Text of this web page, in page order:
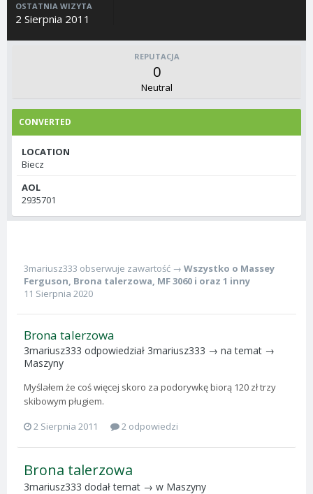
OSTATNIA WIZYTA
2 Sierpnia 2011
REPUTACJA
0
Neutral
CONVERTED
LOCATION
Biecz
AOL
2935701
3mariusz333 obserwuje zawartość → Wszystko o Massey
Ferguson, Brona talerzowa, MF 3060 i oraz 1 inny
11 Sierpnia 2020
Brona talerzowa
3mariusz333 odpowiedział 3mariusz333 → na temat →
Maszyny
Myślałem że coś więcej skoro za podorywkę biorą 120 zł trzy
skibowym pługiem.
2 Sierpnia 2011
2 odpowiedzi
Brona talerzowa
3mariusz333 dodał temat → w Maszyny